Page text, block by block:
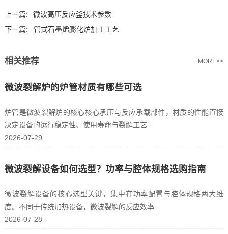
上一篇:
微波高压反应釜技术参数
下一篇:
管式石墨烯膨化炉加工工艺
相关推荐 MORE>>
微波裂解炉的炉管材质有哪些可选
炉管是微波裂解炉的核心核心承压与反应承载部件，材质的性能直接
决定设备的运行稳定性、使用寿命与裂解工艺...
2026-07-29
微波裂解设备如何选型？功率与腔体规格选购指南
微波裂解设备的核心选型关键，集中在功率配置与腔体规格两大维
度。不同于传统加热设备，微波裂解的反应效率...
2026-07-28